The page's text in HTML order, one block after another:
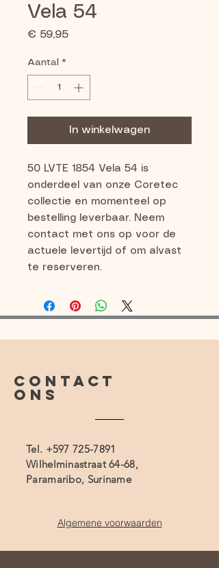
Vela 54
€ 59,95Prijs
Aantal *
In winkelwagen
50 LVTE 1854 Vela 54 is
onderdeel van onze Coretec
collectie en momenteel op
bestelling leverbaar. Neem
contact met ons op voor de
actuele levertijd of om alvast
te reserveren.
CONTACT
ONS
Tel. +597 725-7891
Wilhelminastraat 64-68,
Paramaribo, Suriname
Algemene voorwaarden